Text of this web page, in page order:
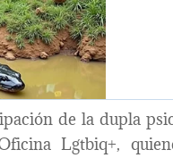
de la dupla
Lgtbiq+,